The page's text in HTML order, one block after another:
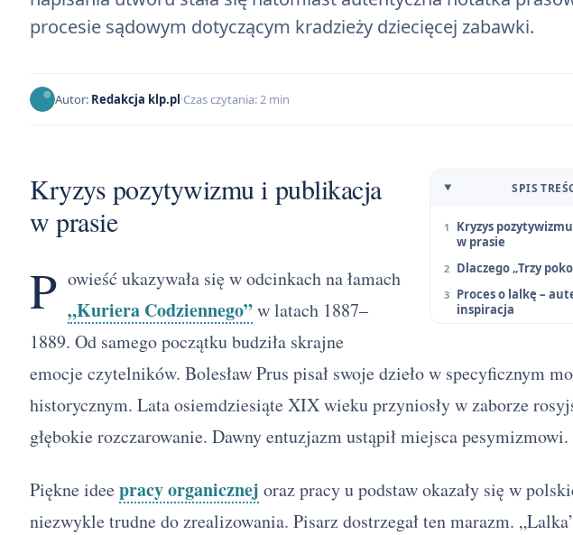
procesie sądowym dotyczącym kradzieży dziecięcej zabawki.
Autor: Redakcja klp.pl Czas czytania: 2 min
SPIS
Kryzys
w prasie
Dlaczego „Trzy
Proces o lalkę –
inspiracja
Kryzys pozytywizmu i publikacja
w prasie
P owieść ukazywała się w odcinkach na łamach
„Kuriera Codziennego”w latach 1887–
1889. Od samego początku budziła skrajne
emocje czytelników. Bolesław Prus pisał swoje dzieło w specyficznym
historycznym. Lata osiemdziesiąte XIX wieku przyniosły w zaborze
głębokie rozczarowanie. Dawny entuzjazm ustąpił miejsca pesymizmowi.
Piękne ideepracy organicznej oraz pracy u podstaw okazały się w
niezwykle trudne do zrealizowania. Pisarz dostrzegał ten marazm.